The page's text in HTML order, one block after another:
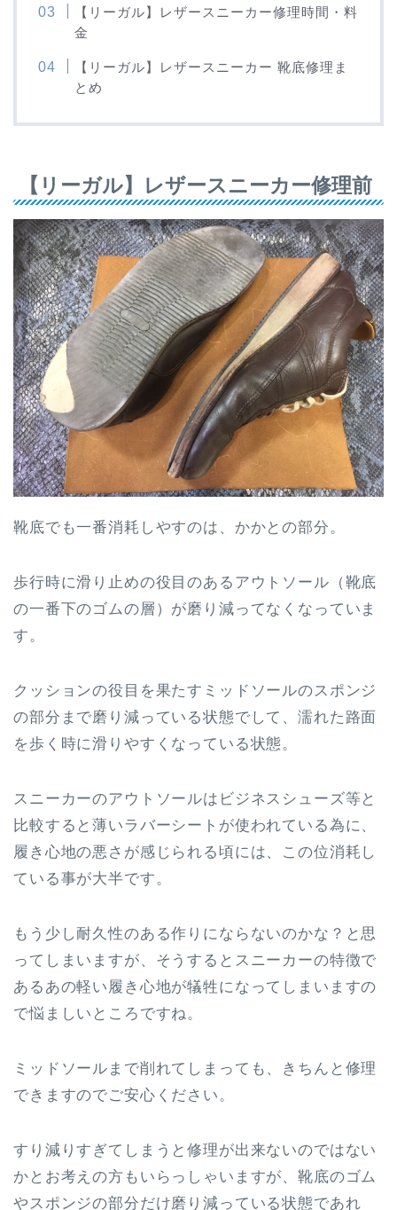
【リーガル】レザースニーカー修理時間・料
金
【リーガル】レザースニーカー 靴底修理ま
とめ
【リーガル】レザースニーカー修理前
靴底でも一番消耗しやすのは、かかとの部分。
歩行時に滑り止めの役目のあるアウトソール（靴底
の一番下のゴムの層）が磨り減ってなくなっていま
す。
クッションの役目を果たすミッドソールのスポンジ
の部分まで磨り減っている状態でして、濡れた路面
を歩く時に滑りやすくなっている状態。
スニーカーのアウトソールはビジネスシューズ等と
比較すると薄いラバーシートが使われている為に、
履き心地の悪さが感じられる頃には、この位消耗し
ている事が大半です。
もう少し耐久性のある作りにならないのかな？と思
ってしまいますが、そうするとスニーカーの特徴で
あるあの軽い履き心地が犠牲になってしまいますの
で悩ましいところですね。
ミッドソールまで削れてしまっても、きちんと修理
できますのでご安心ください。
すり減りすぎてしまうと修理が出来ないのではない
かとお考えの方もいらっしゃいますが、靴底のゴム
やスポンジの部分だけ磨り減っている状態であれ